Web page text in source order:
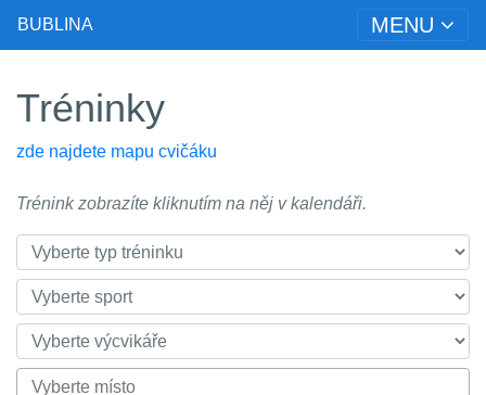
BUBLINA MENU
Tréninky
zde najdete mapu cvičáku
Trénink zobrazíte kliknutím na něj v kalendáři.